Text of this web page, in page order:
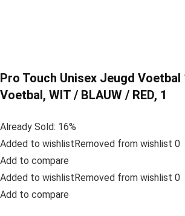
Pro Touch Unisex Jeugd Voetbal
Voetbal, WIT / BLAUW / RED, 1
Already Sold: 16%
Added to wishlistRemoved from wishlist 0
Add to compare
Added to wishlistRemoved from wishlist 0
Add to compare